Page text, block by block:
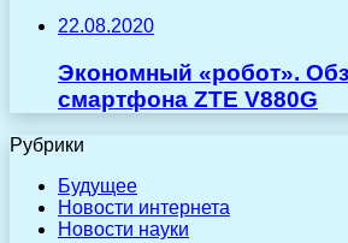
22.08.2020
Экономный «робот».
смартфона ZTE V880G
Рубрики
Будущее
Новости интернета
Новости науки